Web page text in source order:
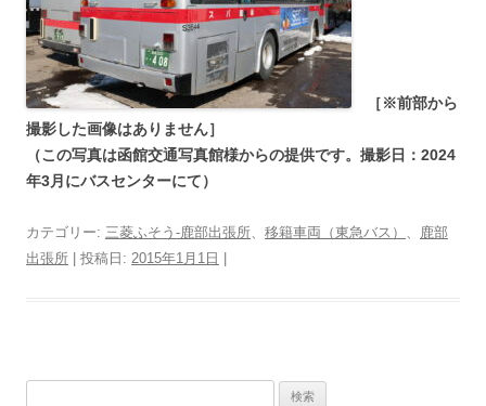
［※前部から
撮影した画像はありません］
（この写真は函館交通写真館様からの提供です。撮影日：2024
年3月にバスセンターにて）
カテゴリー: 三菱ふそう-鹿部出張所 移籍車両（東急バス）
鹿部
出張所 | 投稿日: 2015年1月1日